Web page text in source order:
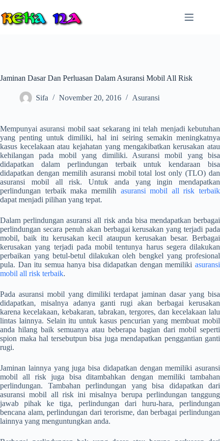
to
content
Jaminan Dasar Dan Perluasan Dalam Asuransi Mobil All Risk
Sifa November 20, 2016 Asuransi
Mempunyai asuransi mobil saat sekarang ini telah menjadi kebutuhan
yang penting untuk dimiliki, hal ini seiring semakin meningkatnya
kasus kecelakaan atau kejahatan yang mengakibatkan kerusakan atau
kehilangan pada mobil yang dimiliki. Asuransi mobil yang bisa
didapatkan dalam perlindungan terbaik untuk kendaraan bisa
didapatkan dengan memilih asuransi mobil total lost only (TLO) dan
asuransi mobil all risk. Untuk anda yang ingin mendapatkan
perlindungan terbaik maka memilih asuransi mobil all risk terbaik
dapat menjadi pilihan yang tepat.
Dalam perlindungan asuransi all risk anda bisa mendapatkan berbagai
perlindungan secara penuh akan berbagai kerusakan yang terjadi pada
mobil, baik itu kerusakan kecil ataupun kerusakan besar. Berbagai
kerusakan yang terjadi pada mobil tentunya harus segera dilakukan
perbaikan yang betul-betul dilakukan oleh bengkel yang profesional
pula. Dan itu semua hanya bisa didapatkan dengan memiliki asuransi
mobil all risk terbaik.
Pada asuransi mobil yang dimiliki terdapat jaminan dasar yang bisa
didapatkan, misalnya adanya ganti rugi akan berbagai kerusakan
karena kecelakaan, kebakaran, tabrakan, tergores, dan kecelakaan lalu
lintas lainnya. Selain itu untuk kasus pencurian yang membuat mobil
anda hilang baik semuanya atau beberapa bagian dari mobil seperti
spion maka hal tersebutpun bisa juga mendapatkan penggantian ganti
rugi.
Jaminan lainnya yang juga bisa didapatkan dengan memiliki asuransi
mobil all risk juga bisa ditambahkan dengan memiliki tambahan
perlindungan. Tambahan perlindungan yang bisa didapatkan dari
asuransi mobil all risk ini misalnya berupa perlindungan tanggung
jawab pihak ke tiga, perlindungan dari huru-hara, perlindungan
bencana alam, perlindungan dari terorisme, dan berbagai perlindungan
lainnya yang menguntungkan anda.